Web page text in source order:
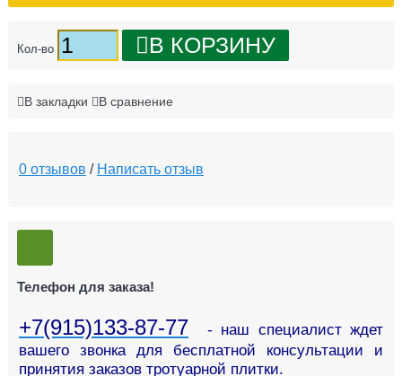
Кол-во В КОРЗИНУ
В закладки В сравнение
0 отзывов / Написать отзыв
Телефон для заказа!
+7(915)133-87-77
- наш специалист ждет
вашего звонка для бесплатной консультации и
принятия заказов тротуарной плитки.